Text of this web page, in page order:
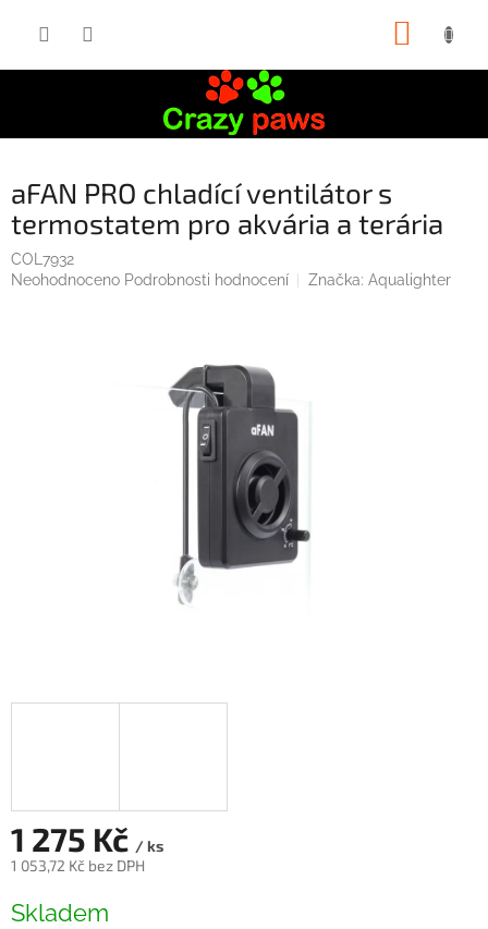
aFAN PRO chladící ventilátor s
termostatem pro akvária a terária
COL7932
Průměrné
Neohodnoceno Podrobnosti hodnocení Značka: Aqualighter
1 275 Kč / ks
1 053,72 Kč bez DPH
cena:
Skladem